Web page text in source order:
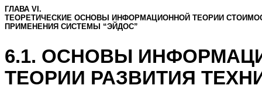
ГЛАВА VI.
ТЕОРЕТИЧЕСКИЕ ОСНОВЫ ИНФОРМАЦИОННОЙ ТЕОРИИ
ПРИМЕНЕНИЯ СИСТЕМЫ “ЭЙДОС”
6.1. ОСНОВЫ
ТЕОРИИ РАЗВИТИЯ